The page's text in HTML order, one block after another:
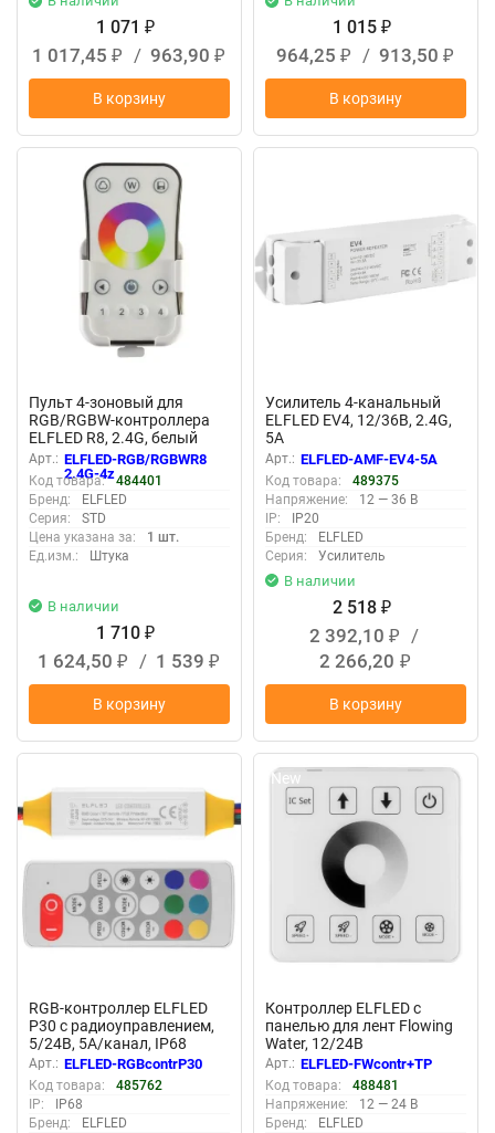
1 071 ₽
1 017,45 ₽ / 963,90 ₽
В корзину
1 015 ₽
964,25 ₽ / 913,50 ₽
В корзину
Пульт 4-зоновый для
RGB/RGBW-контроллера
ELFLED R8, 2.4G, белый
Арт.: ELFLED-RGB/RGBWR8
2.4G-4z
Код товара:
484401
Бренд:
ELFLED
Серия:
STD
Цена указана за:
1 шт.
Ед.изм.:
Штука
В наличии
1 710 ₽
1 624,50 ₽ / 1 539 ₽
В корзину
Усилитель 4-канальный
ELFLED EV4, 12/36B, 2.4G,
5A
Арт.: ELFLED-AMF-EV4-5A
Код товара:
489375
Напряжение:
12 — 36 В
IP:
IP20
Бренд:
ELFLED
Серия:
Усилитель
В наличии
2 518 ₽
2 392,10 ₽
/
2 266,20 ₽
В корзину
RGB-контроллер ELFLED
P30 с радиоуправлением,
5/24В, 5А/канал, IP68
Арт.: ELFLED-RGBcontrP30
Код товара:
485762
IP:
IP68
Бренд:
ELFLED
New
Контроллер ELFLED с
панелью для лент Flowing
Water, 12/24В
Арт.: ELFLED-FWcontr+TP
Код товара:
488481
Напряжение:
12 — 24 В
Бренд:
ELFLED